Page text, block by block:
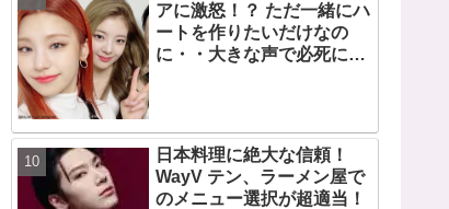
アに激怒！？ ただ一緒にハ
ートを作りたいだけなの
に・・大きな声で必死にア
日本料理に絶大な信頼！
WayV テン、ラーメン屋で
のメニュー選択が超適当！